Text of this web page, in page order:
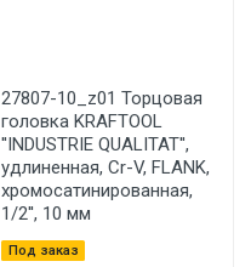
27807-10_z01 Торцовая
головка KRAFTOOL
''INDUSTRIE QUALITAT'',
удлиненная, Cr-V, FLANK,
хромосатинированная,
1/2'', 10 мм
Под заказ